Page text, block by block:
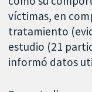
víctimas, en
tratamiento
estudio (21
informó datos